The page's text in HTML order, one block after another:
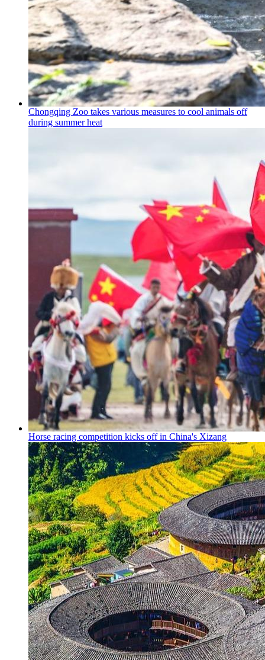
Chongqing Zoo takes various measures to cool animals off
during summer heat
Horse racing competition kicks off in China's Xizang